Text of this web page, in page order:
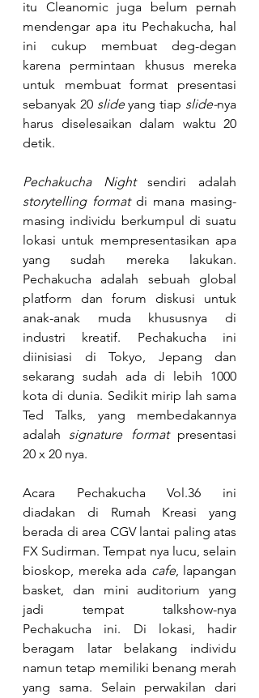
itu Cleanomic juga belum pernah
mendengar apa itu Pechakucha, hal
ini cukup membuat deg-degan
karena permintaan khusus mereka
untuk membuat format presentasi
sebanyak 20 slide yang tiap slide-nya
harus diselesaikan dalam waktu 20
detik.
Pechakucha Night
storytelling format di mana masing-
masing individu berkumpul di suatu
lokasi untuk mempresentasikan apa
yang sudah mereka lakukan.
Pechakucha adalah sebuah global
platform dan forum diskusi untuk
anak-anak muda khususnya di
industri kreatif. Pechakucha ini
diinisiasi di Tokyo, Jepang dan
sekarang sudah ada di lebih 1000
kota di dunia. Sedikit mirip lah sama
Ted Talks, yang membedakannya
adalah signature format presentasi
20 x 20 nya.
Acara Pechakucha Vol.36 ini
diadakan di Rumah Kreasi yang
berada di area CGV lantai paling atas
FX Sudirman. Tempat nya lucu, selain
bioskop, mereka ada cafe, lapangan
basket, dan mini auditorium yang
jadi tempat talkshow-nya
Pechakucha ini. Di lokasi, hadir
beragam latar belakang individu
namun tetap memiliki benang merah
yang sama. Selain perwakilan dari